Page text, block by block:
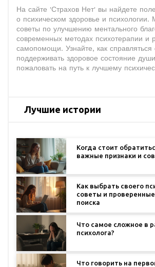
На сайте 'Страхов Нет' вы найдете
о психическом здоровье и
советы по улучшению ментального
современных методах психотерапии и
самопомощи. Узнайте, как справляться
поддерживать здоровое состояние
пожаловать на путь к лучшему
Лучшие истории
Когда стоит
важные признаки и
Как выбрать своего
советы и
поиска
Что самое сложное в
психолога?
Что говорить на